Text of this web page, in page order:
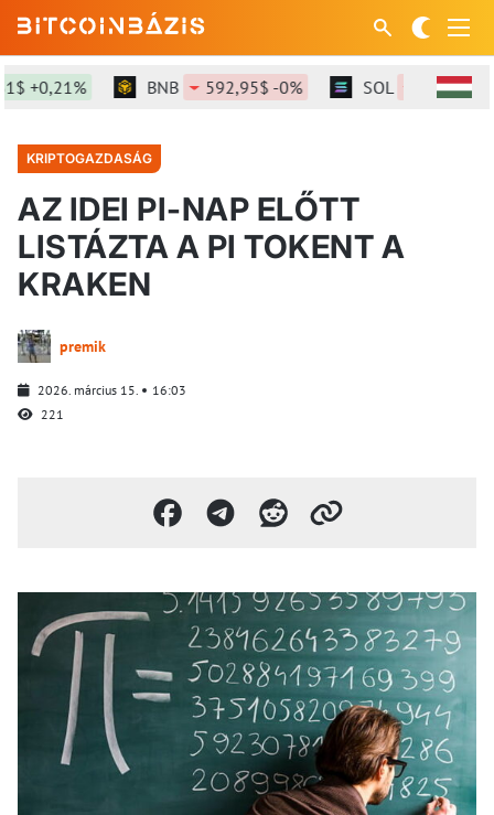
BNB 592,95$ -0% SOL 72,65$ -1,13%
KRIPTOGAZDASÁG
AZ IDEI PI-NAP ELŐTT
LISTÁZTA A PI TOKENT A
KRAKEN
premik
2026. március 15.
16:03
221